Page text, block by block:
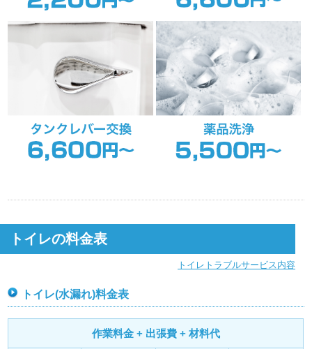
トイレの料金表
トイレトラブルサービス内容
トイレ(水漏れ)料金表
作業料金 + 出張費 + 材料代